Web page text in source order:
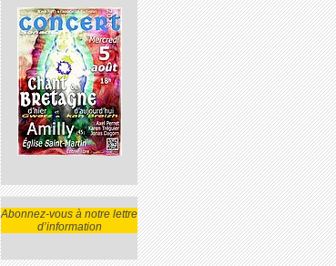
Abonnez-vous à notre lettre
d’information